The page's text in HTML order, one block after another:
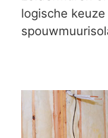
logische